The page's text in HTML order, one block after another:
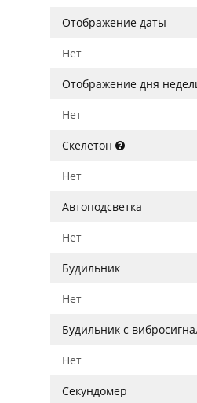
Отображение даты
Нет
Отображение дня
Нет
Скелетон
Нет
Автоподсветка
Нет
Будильник
Нет
Будильник с
Нет
Секундомер